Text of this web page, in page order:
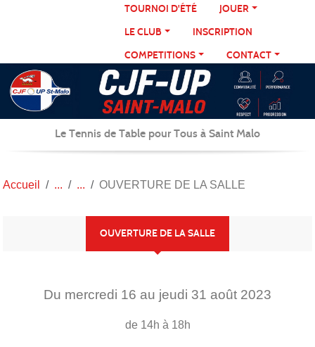
TOURNOI D'ÉTÉ
JOUER
LE CLUB
INSCRIPTION
COMPETITIONS
CONTACT
Le Tennis de Table pour Tous à Saint Malo
Accueil OUVERTURE DE LA SALLE
OUVERTURE DE LA SALLE
Du mercredi 16 au jeudi 31 août 2023
de 14h à 18h
Panneau de gestion des cookies